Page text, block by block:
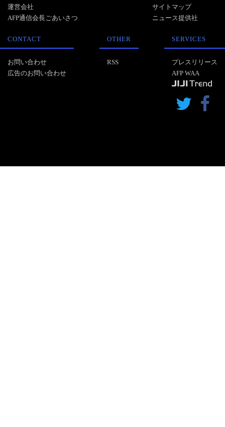
運営会社
AFP通信会長ごあいさつ
サイトマップ
ニュース提供社
CONTACT
お問い合わせ
広告のお問い合わせ
OTHER
RSS
SERVICES
プレスリリース
AFP WAA